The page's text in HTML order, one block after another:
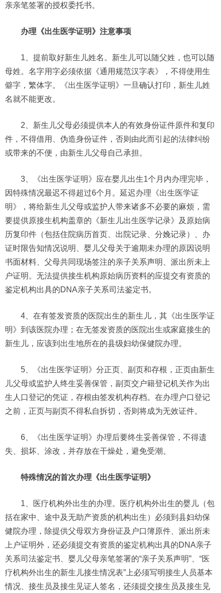
亲亲笔签署的授权委托书。
办理《出生医学证明》注意事项
1、提前取好新生儿姓名。新生儿可以随父姓，也可以随
母姓。名字用字必须依据《通用规范汉字表》，不得使用生
僻字，繁体字。《出生医学证明》一旦确认打印，新生儿姓
名就不能更改。
2、新生儿父母必须提供本人的有效身份证件原件和复印
件，不得借用、伪造身份证件，否则由此而引起的法律纠纷
或带来的不便，由新生儿父母自己承担。
3、《出生医学证明》应在婴儿出生1个月内办理完毕，
因特殊情况最迟不得超过6个月。延迟办理《出生医学证
明》，将给新生儿父母或监护人带来诸多不必要的麻烦，需
要提供原接生机构盖章的《新生儿出生医学记录》及原始病
历复印件（包括住院病历首页、出院记录、分娩记录）、办
证时限告知情况说明、婴儿父母关于逾期未办理的原因说明
书面材料、父母共同现场签注的亲子关系声明、派出所未上
户证明。无法提供接生机构原始病历资料的应提交有资质的
鉴定机构出具的DNA亲子关系司法鉴定书。
4、在有签发资质的医院出生的新生儿，其《出生医学证
明》到该医院办理；在无签发资质的医院出生或家庭接生的
新生儿，应该到出生地所在的县级妇幼保健院办理。
5、《出生医学证明》分正页、副页和存根，正页由新生
儿父母或监护人终生妥善保管，副页交户籍登记机关作为出
生人口登记的凭证，存根由签发机构存档。在办理户口登记
之前，正页与副页不得私自拆切，否则将成为无效证件。
6、《出生医学证明》办理后要终生妥善保管，不得遗
失、损坏、涂改，并存放在干燥处，避免受潮。
特殊情况的首次办理《出生医学证明》
1、医疗机构外出生的办理。医疗机构外出生的婴儿（包
括在家中、途中及无助产资质的机构出生）必须到县妇幼保
健院办理，除提供父母双方身份证及户口簿原件、派出所未
上户证明外，还必须提交有资质的鉴定机构出具的DNA亲子
关系司法鉴定书、婴儿父母亲笔签署的“亲子关系声明”、“医
疗机构外出生的新生儿接生情况表”上必须写明接生人员基本
情况、接生员及接生见证人签名，还须提交接生员及接生见